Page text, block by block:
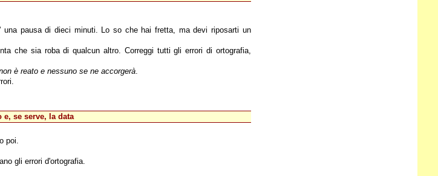
pausa di dieci minuti. Lo so che hai fretta, ma devi riposarti un
che sia roba di qualcun altro. Correggi tutti gli errori di ortografia,
è reato e nessuno se ne accorgerà
se serve, la data
poi.
gli errori d'ortografia.